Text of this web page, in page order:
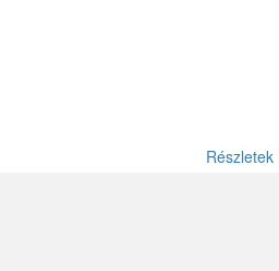
Részletek